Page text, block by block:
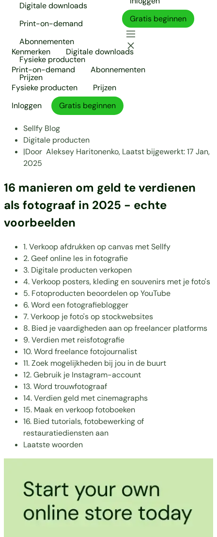
Digitale downloads
Print-on-demand
Abonnementen
Fysieke producten
Prijzen
Gratis beginnen
Kenmerken
Digitale downloads
Print-on-demand
Abonnementen
Fysieke producten
Prijzen
Inloggen
Gratis beginnen
Sellfy Blog
Digitale producten
|Door Aleksey Haritonenko, Laatst bijgewerkt:17 Jan,
2025
16 manieren om geld te verdienen
als fotograaf in 2025 - echte
voorbeelden
1. Verkoop afdrukken op canvas met Sellfy
2. Geef online les in fotografie
3. Digitale producten verkopen
4. Verkoop posters, kleding en souvenirs met je foto's
5. Fotoproducten beoordelen op YouTube
6. Word een fotografieblogger
7. Verkoop je foto's op stockwebsites
8. Bied je vaardigheden aan op freelancer platforms
9. Verdien met reisfotografie
10. Word freelance fotojournalist
11. Zoek mogelijkheden bij jou in de buurt
12. Gebruik je Instagram-account
13. Word trouwfotograaf
14. Verdien geld met cinemagraphs
15. Maak en verkoop fotoboeken
16. Bied tutorials, fotobewerking of
restauratiediensten aan
Laatste woorden